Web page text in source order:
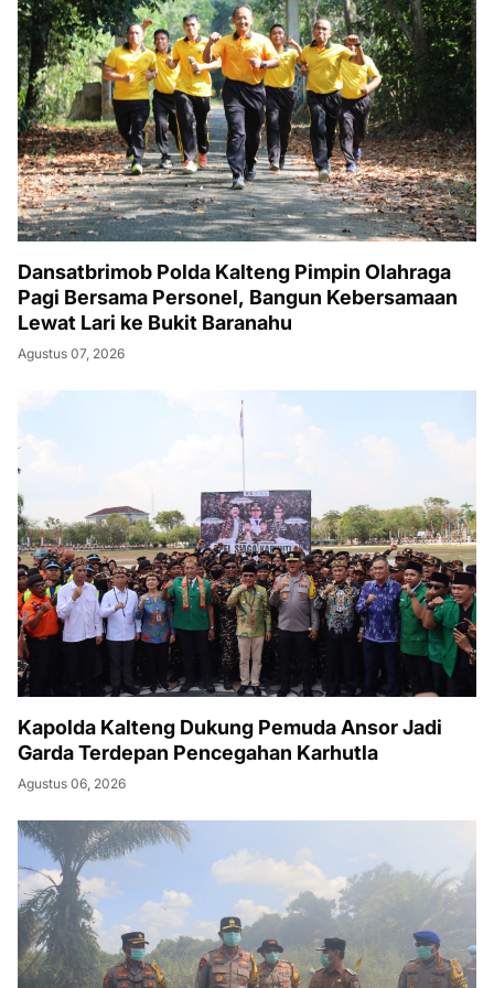
Dansatbrimob Polda Kalteng Pimpin Olahraga
Pagi Bersama Personel, Bangun Kebersamaan
Lewat Lari ke Bukit Baranahu
Agustus 07, 2026
Kapolda Kalteng Dukung Pemuda Ansor Jadi
Garda Terdepan Pencegahan Karhutla
Agustus 06, 2026